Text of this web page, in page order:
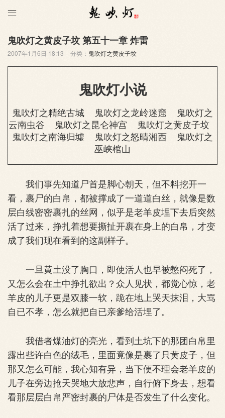

鬼吹灯之黄皮子坟 第五十一章 炸雷
2007年1月6日 18:13 分类： 鬼吹灯之黄皮子坟
鬼吹灯小说
鬼吹灯之精绝古城 鬼吹灯之龙岭迷窟
鬼吹灯之
云南虫谷
鬼吹灯之昆仑神宫
鬼吹灯之黄皮子坟
鬼吹灯之南海归墟
鬼吹灯之怒晴湘西
鬼吹灯之
巫峡棺山
我们事先知道尸首是脚心朝天，但不料挖开一
看，裹尸的白帛，都被撑成了一道道白丝，就像是数
层白线密密裹扎的丝网，似乎是老羊皮埋下去后突然
活了过来，挣扎着想要撕扯开裹在身上的白帛，才变
成了我们现在看到的这副样子。
一旦黄土没了胸口，即使活人也早被憋闷死了，
又怎么会在土中挣扎欲出？众人见状，都觉心惊，老
羊皮的儿子更是双膝一软，跪在地上哭天抹泪，大骂
自已不孝，怎么就把自已亲爹给活埋了。
我借者煤油灯的亮光，看到土坑下的那团白帛里
露出些许白色的绒毛，里面竟像是裹了只黄皮子，但
那又怎么可能，我心知有异，当下便不理会老羊皮的
儿子在旁边抢天哭地大放悲声，自行俯下身去，想看
看那层层白帛严密封裹的尸体是否发生了什么变化。